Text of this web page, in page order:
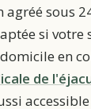
sous
si votre
en
de